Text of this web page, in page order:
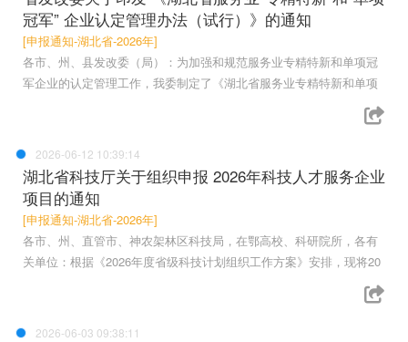
冠军” 企业认定管理办法（试行）》的通知
[申报通知-湖北省-2026年]
各市、州、县发改委（局）：为加强和规范服务业专精特新和单项冠
军企业的认定管理工作，我委制定了《湖北省服务业专精特新和单项
2026-06-12 10:39:14
湖北省科技厅关于组织申报 2026年科技人才服务企业
项目的通知
[申报通知-湖北省-2026年]
各市、州、直管市、神农架林区科技局，在鄂高校、科研院所，各有
关单位：根据《2026年度省级科技计划组织工作方案》安排，现将20
2026-06-03 09:38:11